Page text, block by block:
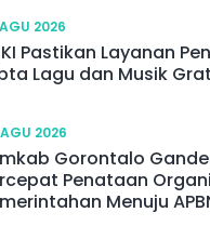
2026
Pastikan Layanan
Lagu dan Musik
2026
Gorontalo
Penataan
Menuju